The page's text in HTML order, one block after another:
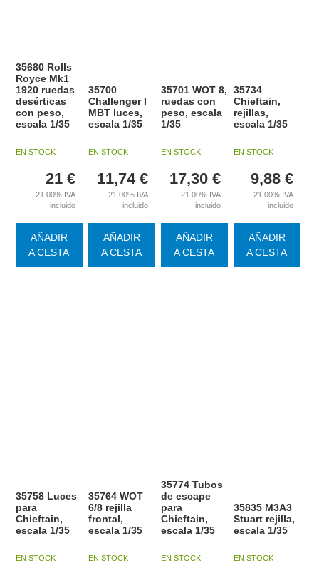
35680 Rolls
Royce Mk1
1920 ruedas
desérticas
con peso,
escala 1/35
EN STOCK
21 €
21.00% IVA
incluido
AÑADIR
A CESTA
35700
Challenger I
MBT luces,
escala 1/35
EN STOCK
11,74 €
21.00% IVA
incluido
AÑADIR
A CESTA
35701 WOT 8,
ruedas con
peso, escala
1/35
EN STOCK
17,30 €
21.00% IVA
incluido
AÑADIR
A CESTA
35734
Chieftain,
rejillas,
escala 1/35
EN STOCK
9,88 €
21.00% IVA
incluido
AÑADIR
A CESTA
35758 Luces
para
Chieftain,
escala 1/35
EN STOCK
35764 WOT
6/8 rejilla
frontal,
escala 1/35
EN STOCK
35774 Tubos
de escape
para
Chieftain,
escala 1/35
EN STOCK
35835 M3A3
Stuart rejilla,
escala 1/35
EN STOCK